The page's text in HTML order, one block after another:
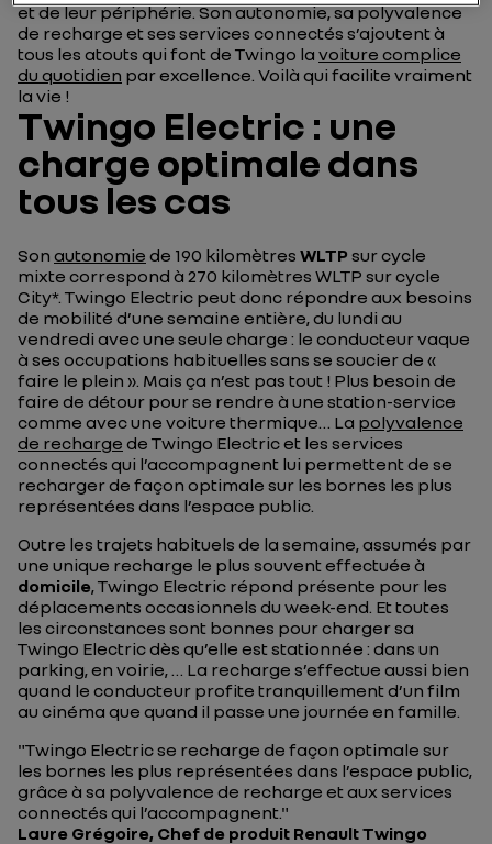
et de leur périphérie. Son autonomie, sa polyvalence
de recharge et ses services connectés s’ajoutent à
tous les atouts qui font de Twingo la voiture complice
du quotidien par excellence. Voilà qui facilite vraiment
la vie !
Twingo Electric : une
charge optimale dans
tous les cas
Son autonomie de 190 kilomètres WLTP sur cycle
mixte correspond à 270 kilomètres WLTP sur cycle
City*. Twingo Electric peut donc répondre aux besoins
de mobilité d’une semaine entière, du lundi au
vendredi avec une seule charge : le conducteur vaque
à ses occupations habituelles sans se soucier de «
faire le plein ». Mais ça n’est pas tout ! Plus besoin de
faire de détour pour se rendre à une station-service
comme avec une voiture thermique… La polyvalence
de recharge de Twingo Electric et les services
connectés qui l’accompagnent lui permettent de se
recharger de façon optimale sur les bornes les plus
représentées dans l’espace public.
Outre les trajets habituels de la semaine, assumés par
une unique recharge le plus souvent effectuée à
domicile, Twingo Electric répond présente pour les
déplacements occasionnels du week-end. Et toutes
les circonstances sont bonnes pour charger sa
Twingo Electric dès qu’elle est stationnée : dans un
parking, en voirie, … La recharge s’effectue aussi bien
quand le conducteur profite tranquillement d’un film
au cinéma que quand il passe une journée en famille.
"Twingo Electric se recharge de façon optimale sur
les bornes les plus représentées dans l’espace public,
grâce à sa polyvalence de recharge et aux services
connectés qui l’accompagnent."
Laure Grégoire, Chef de produit Renault Twingo